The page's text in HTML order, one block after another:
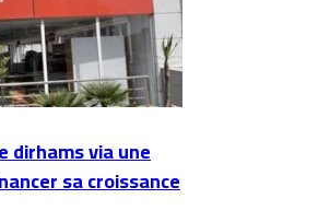
dirhams via une
sa croissance